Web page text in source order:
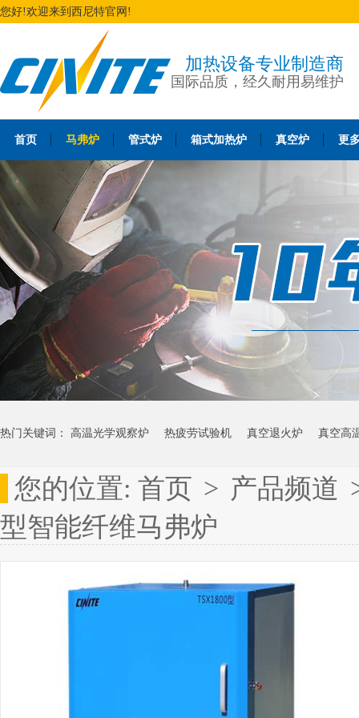
您好!欢迎来到西尼特官网!
加热设备专业制造商
国际品质，经久耐用易维护
首页 马弗炉 管式炉 箱式加热炉 真空炉 更
热门关键词： 高温光学观察炉 热疲劳试验机 真空退火炉 真空高
您的位置: 首页 > 产品频道
型智能纤维马弗炉